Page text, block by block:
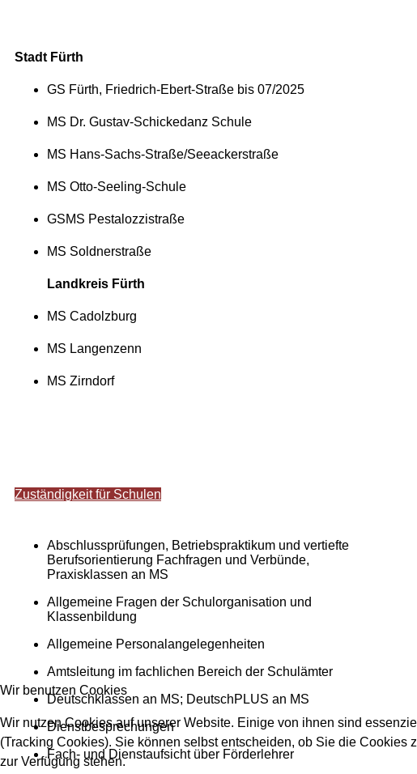
Stadt Fürth
GS Fürth, Friedrich-Ebert-Straße bis 07/2025
MS Dr. Gustav-Schickedanz Schule
MS Hans-Sachs-Straße/Seeackerstraße
MS Otto-Seeling-Schule
GSMS Pestalozzistraße
MS Soldnerstraße
Landkreis Fürth
MS Cadolzburg
MS Langenzenn
MS Zirndorf
Zuständigkeit für Schulen
Abschlussprüfungen, Betriebspraktikum und vertiefte
Berufsorientierung Fachfragen und Verbünde,
Praxisklassen an MS
Allgemeine Fragen der Schulorganisation und
Klassenbildung
Allgemeine Personalangelegenheiten
Amtsleitung im fachlichen Bereich der Schulämter
Deutschklassen an MS; DeutschPLUS an MS
Dienstbesprechungen
Fach- und Dienstaufsicht über Förderlehrer
Wir benutzen Cookies
Wir nutzen Cookies auf unserer Website. Einige von ihnen sind
(Tracking Cookies). Sie können selbst entscheiden, ob Sie die
zur Verfügung stehen.